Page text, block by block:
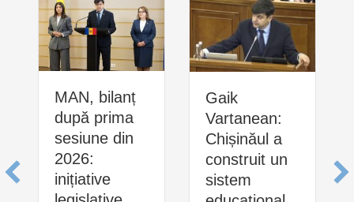
MAN, bilanț
după prima
sesiune din
2026:
inițiative
Gaik
Vartanean:
Chișinăul a
construit un
sistem